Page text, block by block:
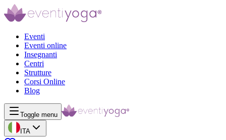
Eventi
Eventi online
Insegnanti
Centri
Strutture
Corsi Online
Blog
Toggle menu
ITA